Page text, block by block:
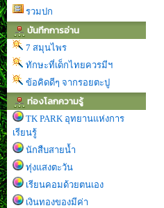
รวมปก
บันทึกการอ่าน
7 สมุนไพร
ทักษะที่เด็กไทยควรมีฯ
ข้อคิดดีๆ จากรอยตะปู
ท่องโลกความรู้
TK PARK อุทยานแห่งการ
เรียนรู้
นักสืบสายน้ำ
ทุ่งแสงตะวัน
เรียนคอมด้วยตนเอง
เงินทองของมีค่า